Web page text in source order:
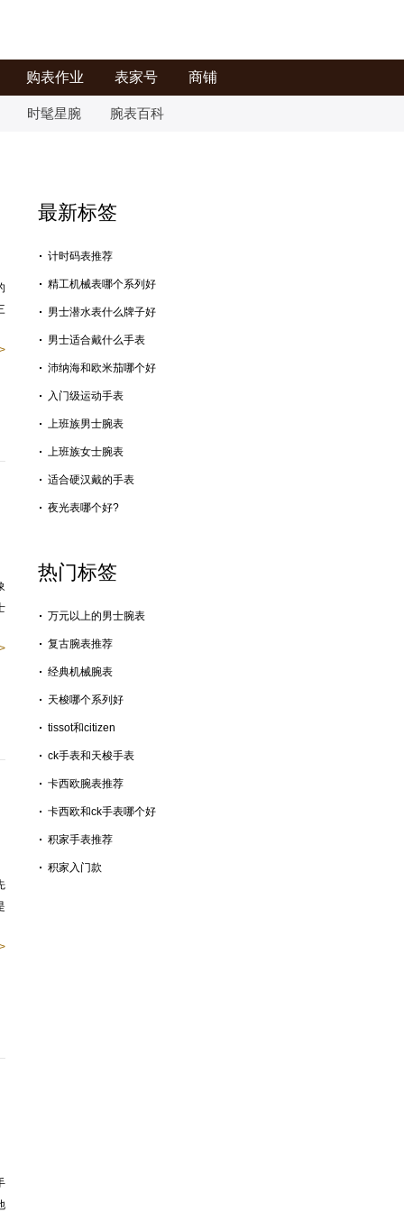
购表作业 表家号 商铺
时髦星腕 腕表百科
最新标签
计时码表推荐
精工机械表哪个系列好
男士潜水表什么牌子好
男士适合戴什么手表
沛纳海和欧米茄哪个好
入门级运动手表
上班族男士腕表
上班族女士腕表
适合硬汉戴的手表
夜光表哪个好?
热门标签
万元以上的男士腕表
复古腕表推荐
经典机械腕表
天梭哪个系列好
tissot和citizen
ck手表和天梭手表
卡西欧腕表推荐
卡西欧和ck手表哪个好
积家手表推荐
积家入门款